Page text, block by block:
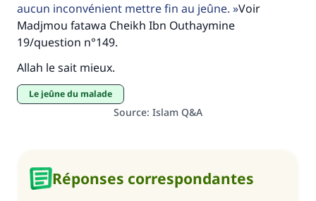
aucun inconvénient mettre fin au jeûne. Voir
Madjmou fatawa Cheikh Ibn Outhaymine
19/question n°149.
Allah le sait mieux.
Le jeûne du malade
Source: Islam Q&A
Réponses correspondantes
Soutenez IslamQA